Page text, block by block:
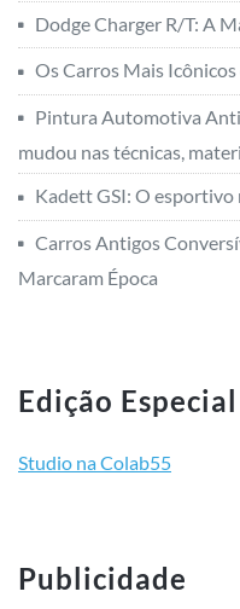
Dodge Charger R/T: A
Os Carros Mais
Pintura Automotiva
mudou nas técnicas,
Kadett GSI: O esportivo
Carros Antigos
Marcaram Época
Edição
Studio na Colab55
Publicidade